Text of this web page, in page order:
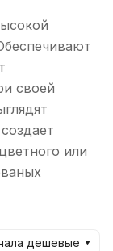
своей
или
дешевые